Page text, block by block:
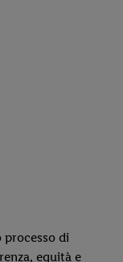
processo di
equità e